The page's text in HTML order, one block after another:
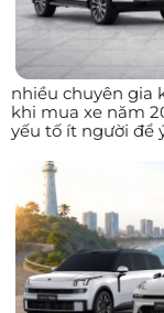
nhiều chuyên gia
khi mua xe năm
yếu tố ít người để